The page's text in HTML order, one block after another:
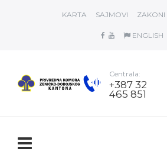
KARTA SAJMOVI ZAKONI
ENGLISH
Centrala:
+387 32
465 851